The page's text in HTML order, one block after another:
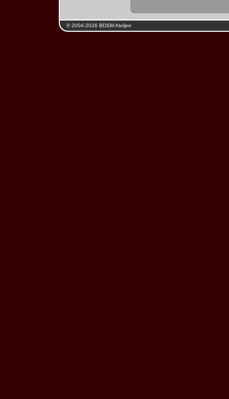
© 2004-2026 BDSM Ateljee